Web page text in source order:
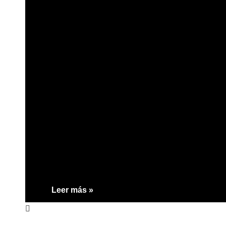
Leer más »